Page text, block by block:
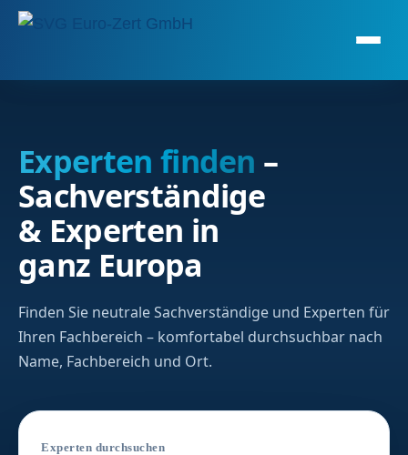
Experten finden –
Sachverständige
& Experten in
ganz Europa
Finden Sie neutrale Sachverständige und Experten für
Ihren Fachbereich – komfortabel durchsuchbar nach
Name, Fachbereich und Ort.
Experten durchsuchen